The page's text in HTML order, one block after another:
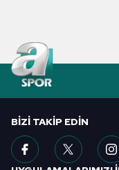
6698 sayılı Kişisel
hazırlanmış
ilgili mevzuata uygun
almak için lütfen
BIZI TAKIP EDIN